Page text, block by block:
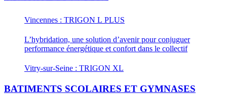
Vincennes : TRIGON L PLUS
L’hybridation, une solution d’avenir pour conjuguer
performance énergétique et confort dans le collectif
Vitry-sur-Seine : TRIGON XL
BATIMENTS SCOLAIRES ET GYMNASES